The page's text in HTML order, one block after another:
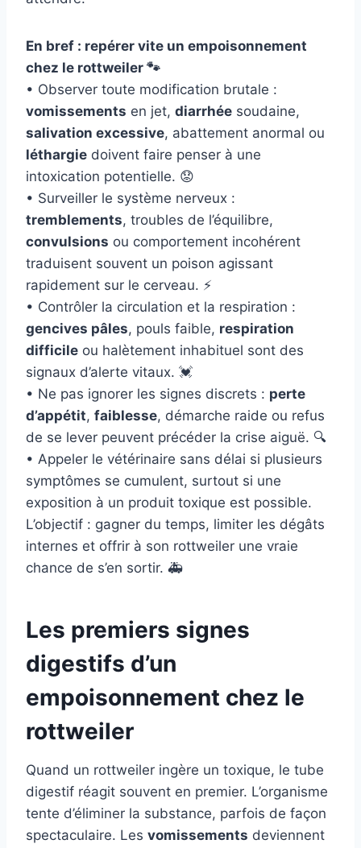
En bref : repérer vite un empoisonnement
chez le rottweiler 🐾
• Observer toute modification brutale :
vomissements en jet, diarrhée soudaine,
salivation excessive, abattement anormal ou
léthargie doivent faire penser à une
intoxication potentielle. 😟
• Surveiller le système nerveux :
tremblements, troubles de l’équilibre,
convulsions ou comportement incohérent
traduisent souvent un poison agissant
rapidement sur le cerveau. ⚡
• Contrôler la circulation et la respiration :
gencives pâles, pouls faible, respiration
difficile ou halètement inhabituel sont des
signaux d’alerte vitaux. 💓
• Ne pas ignorer les signes discrets : perte
d’appétit, faiblesse, démarche raide ou refus
de se lever peuvent précéder la crise aiguë. 🔍
• Appeler le vétérinaire sans délai si plusieurs
symptômes se cumulent, surtout si une
exposition à un produit toxique est possible.
L’objectif : gagner du temps, limiter les dégâts
internes et offrir à son rottweiler une vraie
chance de s’en sortir. 🚑
Les premiers signes
digestifs d’un
empoisonnement chez le
rottweiler
Quand un rottweiler ingère un toxique, le tube
digestif réagit souvent en premier. L’organisme
tente d’éliminer la substance, parfois de façon
spectaculaire. Les vomissements deviennent